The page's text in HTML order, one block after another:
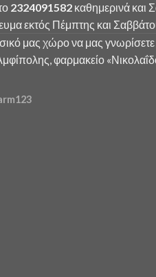
2324091582 καθημερινά και
εκτός Πέμπτης και
μας χώρο να μας
φαρμακείο